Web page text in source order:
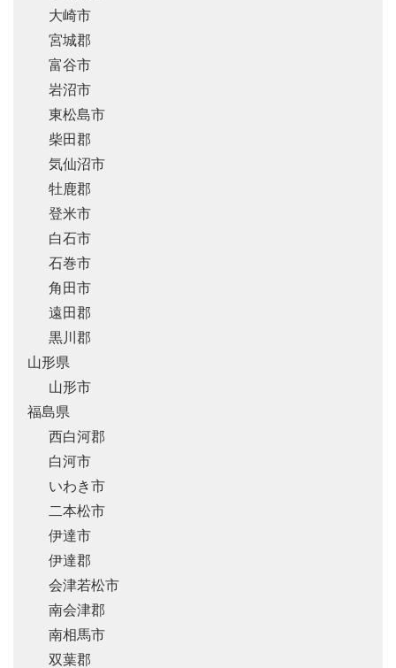
大崎市
宮城郡
富谷市
岩沼市
東松島市
柴田郡
気仙沼市
牡鹿郡
登米市
白石市
石巻市
角田市
遠田郡
黒川郡
山形県
山形市
福島県
西白河郡
白河市
いわき市
二本松市
伊達市
伊達郡
会津若松市
南会津郡
南相馬市
双葉郡